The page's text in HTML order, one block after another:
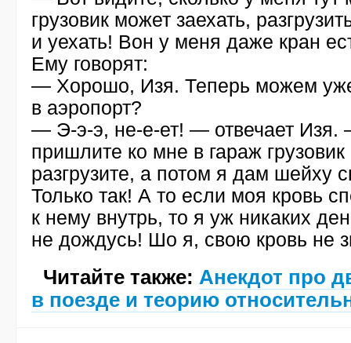
грузовик может заехать,
и уехать! Вон у меня даже кран
Ему говорят:
— Хорошо, Изя. Теперь можем
в аэропорт?
— Э-э-э, не-е-ет! — отвечает
пришлите ко мне в гараж
разгрузите, а потом я дам шейху
Только так! А то если моя кровь
к нему внутрь, то я уж никаких
не дождусь! Шо я, свою кровь не
Читайте также: Анекдот про
в поезде и теорию